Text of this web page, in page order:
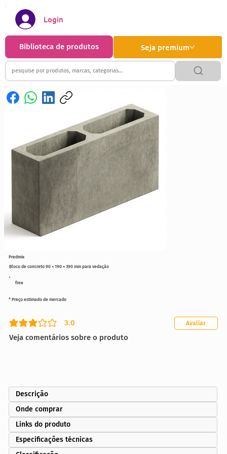
Seja premium
Biblioteca de produtos
Login
free
Bloco de concreto 90 × 190 × 390 mm para vedação
3.0
classificação média é 3 de 5
Veja comentários sobre o produto
Avaliar
* Preço estimado de mercado
Predmix
Descrição
Onde comprar
Links do produto
Especificações técnicas